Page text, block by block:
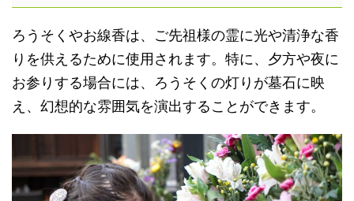
ろうそくやお線香は、ご先祖様の霊に光や清浄な香
りを供えるために使用されます。特に、夕方や夜に
お参りする場合には、ろうそくの灯りが墓石に映
え、幻想的な雰囲気を演出することができます。